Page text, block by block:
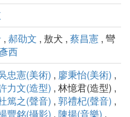
, 郝劭文 , 敖犬 , 蔡昌憲 , 彎
西
忠憲(美術) , 廖秉怡(美術) ,
力文(造型) , 林憶君(造型) ,
篤之(聲音) , 郭禮杞(聲音) ,
豐銘(攝影) , 陳揚(音樂) ,